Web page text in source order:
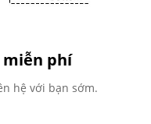
miễn phí
hệ với bạn sớm.